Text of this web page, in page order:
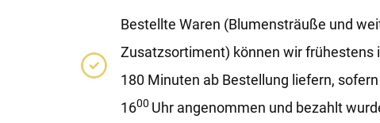
Bestellte Waren (Blumensträuße und
Zusatzsortiment) können wir frühestens
180 Minuten ab Bestellung liefern,
1600 Uhr angenommen und bezahlt